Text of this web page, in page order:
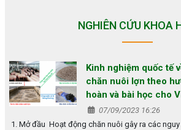
NGHIÊN CỨU KHOA
Kinh nghiệm quốc tế
chăn nuôi lợn theo
hoàn và bài học cho
07/09/2023 16:26
1. Mở đầu Hoạt động chăn nuôi gây ra các